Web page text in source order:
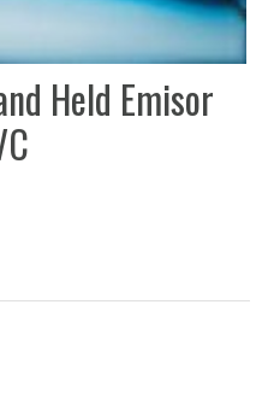
Held Emisor